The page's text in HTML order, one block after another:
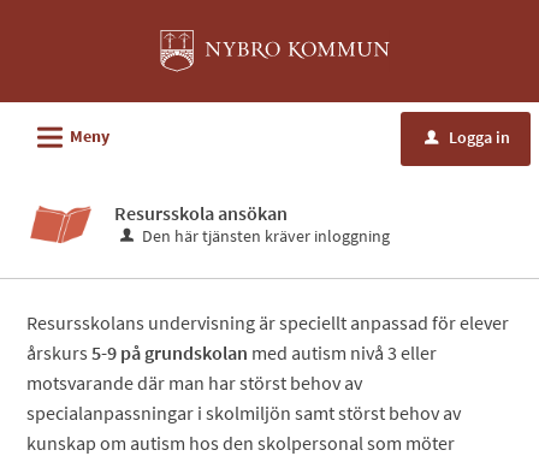
kommun
L Meny u Logga in
Resursskola ansökan
Den här tjänsten kräver inloggning
Resursskolans undervisning är speciellt anpassad för elever
årskurs5-9 på grundskolan med autism nivå 3 eller
motsvarande där man har störst behov av
specialanpassningar i skolmiljön samt störst behov av
kunskap om autism hos den skolpersonal som möter